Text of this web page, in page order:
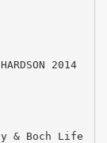
2014
& Boch Life